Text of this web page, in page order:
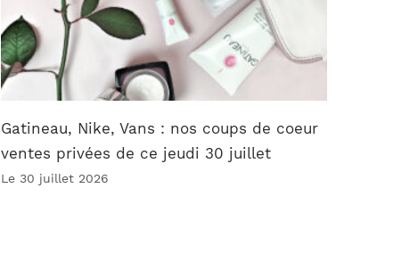
Gatineau, Nike, Vans : nos coups de coeur
ventes privées de ce jeudi 30 juillet
Le 30 juillet 2026